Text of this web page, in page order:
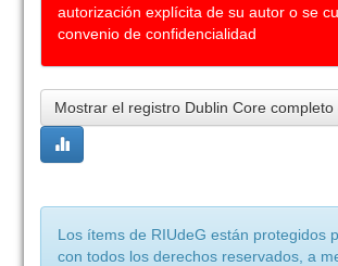
autorización explícita de su autor o se
convenio de confidencialidad
Mostrar el registro Dublin Core completo
Los ítems de RIUdeG están protegidos
con todos los derechos reservados, a